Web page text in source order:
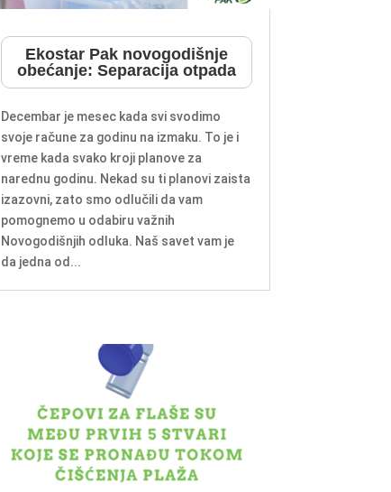
Ekostar Pak novogodišnje
obećanje: Separacija otpada
Decembar je mesec kada svi svodimo
svoje račune za godinu na izmaku. To je i
vreme kada svako kroji planove za
narednu godinu. Nekad su ti planovi zaista
izazovni, zato smo odlučili da vam
pomognemo u odabiru važnih
Novogodišnjih odluka. Naš savet vam je
da jedna od...